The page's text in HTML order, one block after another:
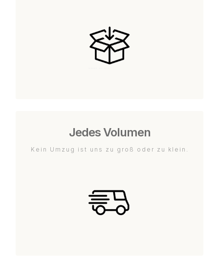
Jedes Volumen
Kein Umzug ist uns zu groß oder zu klein.